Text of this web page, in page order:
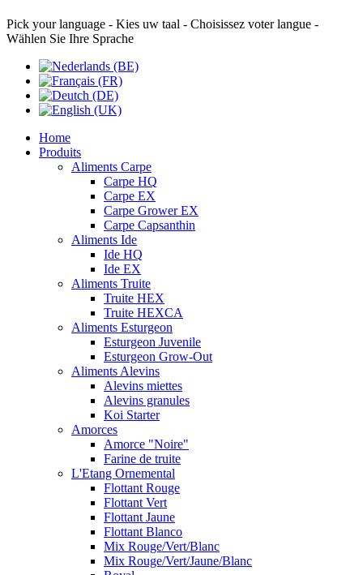
Pick your language - Kies uw taal - Choisissez voter langue -
Wählen Sie Ihre Sprache
Home
Produits
Aliments Carpe
Carpe HQ
Carpe EX
Carpe Grower EX
Carpe Capsanthin
Aliments Ide
Ide HQ
Ide EX
Aliments Truite
Truite HEX
Truite HEXCA
Aliments Esturgeon
Esturgeon Juvenile
Esturgeon Grow-Out
Aliments Alevins
Alevins miettes
Alevins granules
Koi Starter
Amorces
Amorce "Noire"
Farine de truite
L'Etang Ornemental
Flottant Rouge
Flottant Vert
Flottant Jaune
Flottant Blanco
Mix Rouge/Vert/Blanc
Mix Rouge/Vert/Jaune/Blanc